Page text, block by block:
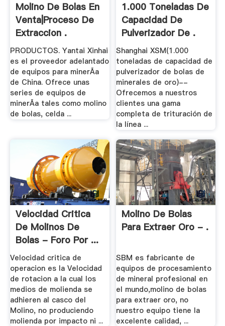
Molino De Bolas En
Venta|proceso De
Extraccion .
PRODUCTOS. Yantai Xinhai
es el proveedor adelantado
de equipos para minerÃ­a
de China. Ofrece unas
series de equipos de
minerÃ­a tales como molino
de bolas, celda ...
1.000 Toneladas De
Capacidad De
Pulverizador De .
Shanghai XSM(1.000
toneladas de capacidad de
pulverizador de bolas de
minerales de oro)--
Ofrecemos a nuestros
clientes una gama
completa de trituración de
la línea ...
Velocidad Critica
De Molinos De
Bolas - Foro Por ...
Velocidad critica de
operacion es la Velocidad
de rotacion a la cual los
medios de molienda se
adhieren al casco del
Molino, no produciendo
molienda por impacto ni ...
Molino De Bolas
Para Extraer Oro - .
SBM es fabricante de
equipos de procesamiento
de mineral profesional en
el mundo,molino de bolas
para extraer oro, no
nuestro equipo tiene la
excelente calidad, ...